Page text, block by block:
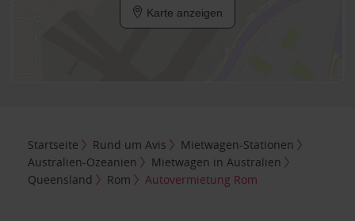
Karte anzeigen
Startseite Rund um Avis
Mietwagen-Stationen
Australien-Ozeanien
Mietwagen in Australien
Queensland
Rom Autovermietung Rom